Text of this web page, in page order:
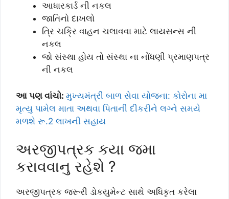
આધારકાર્ડ ની નકલ
જાતિનો દાખલો
ત્રિ ચક્રિ વાહન ચલાવવા માટે લાયસન્સ ની
નકલ
જો સંસ્થા હોય તો સંસ્થા ના નોંધણી પ્રમાણપત્ર
ની નકલ
આ પણ વાંચો: મુખ્યમંત્રી બાળ સેવા યોજના: કોરોના મા
મૃત્યુ પામેલ માતા અથવા પિતાની દીકરીને લગ્ને સમયે
મળશે રૂ.2 લાખની સહાય
અરજીપત્રક કયા જમા
કરાવવાનુ રહેશે ?
અરજીપત્રક જરૂરી ડોકયુમેન્ટ સાથે અધિકૃત કરેલા